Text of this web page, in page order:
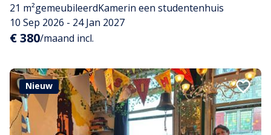
21 m²gemeubileerdKamerin een studentenhuis
10 Sep 2026 - 24 Jan 2027
€ 380/maand incl.
Nieuw